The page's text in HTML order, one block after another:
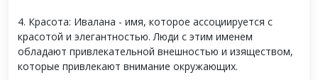
4. Красота: Ивалана - имя, которое ассоциируется с
красотой и элегантностью. Люди с этим именем
обладают привлекательной внешностью и изяществом,
которые привлекают внимание окружающих.